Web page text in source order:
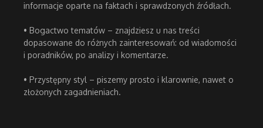
informacje oparte na faktach i sprawdzonych źródłach.
• Bogactwo tematów – znajdziesz u nas treści
dopasowane do różnych zainteresowań: od wiadomości
i poradników, po analizy i komentarze.
• Przystępny styl – piszemy prosto i klarownie, nawet o
złożonych zagadnieniach.